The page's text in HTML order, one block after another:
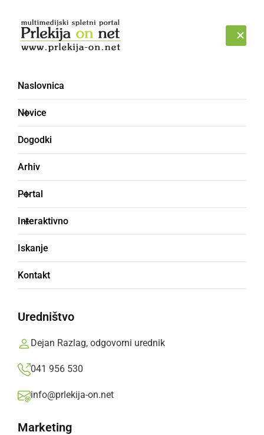
Naslovnica
Novice
Dogodki
Arhiv
Portal
Interaktivno
Iskanje
Kontakt
Uredništvo
Dejan Razlag, odgovorni urednik
041 956 530
info@prlekija-on.net
Marketing
Danila Krpič
KULTURA IN IZOBRAŽEVANJE
Občutenje svetlobe in barve Danile Krpič
Družabno
Črna kronika